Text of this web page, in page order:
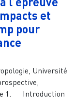
et
pour
Université
1. Introduction